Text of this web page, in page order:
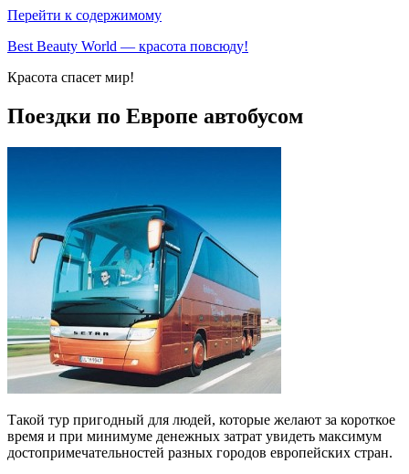
Перейти к содержимому
Best Beauty World — красота повсюду!
Красота спасет мир!
Поездки по Европе автобусом
Такой тур пригодный для людей, которые желают за короткое
время и при минимуме денежных затрат увидеть максимум
достопримечательностей разных городов европейских стран.